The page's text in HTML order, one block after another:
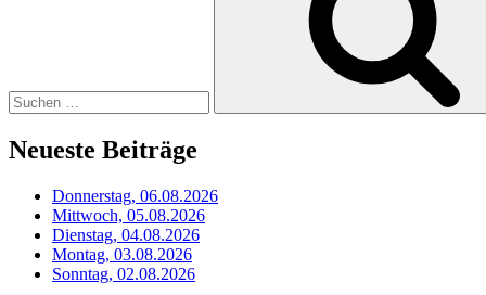
Neueste Beiträge
Donnerstag, 06.08.2026
Mittwoch, 05.08.2026
Dienstag, 04.08.2026
Montag, 03.08.2026
Sonntag, 02.08.2026